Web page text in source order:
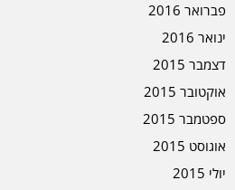
פברואר 2016
ינואר 2016
דצמבר 2015
אוקטובר 2015
ספטמבר 2015
אוגוסט 2015
יולי 2015